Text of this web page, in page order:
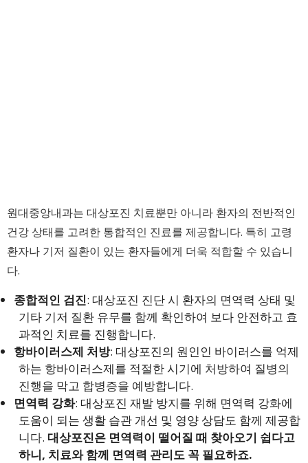
원대중앙내과는 대상포진 치료뿐만 아니라 환자의 전반적인
건강 상태를 고려한 통합적인 진료를 제공합니다. 특히 고령
환자나 기저 질환이 있는 환자들에게 더욱 적합할 수 있습니
다.
종합적인 검진: 대상포진 진단 시 환자의 면역력 상태 및
기타 기저 질환 유무를 함께 확인하여 보다 안전하고 효
과적인 치료를 진행합니다.
항바이러스제 처방: 대상포진의 원인인 바이러스를 억제
하는 항바이러스제를 적절한 시기에 처방하여 질병의
진행을 막고 합병증을 예방합니다.
면역력 강화: 대상포진 재발 방지를 위해 면역력 강화에
도움이 되는 생활 습관 개선 및 영양 상담도 함께 제공합
니다. 대상포진은 면역력이 떨어질 때 찾아오기 쉽다고
하니, 치료와 함께 면역력 관리도 꼭 필요하죠.